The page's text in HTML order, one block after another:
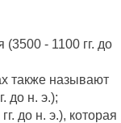
- 1100 гг. до
также называют
до н. э.);
до н. э.), которая